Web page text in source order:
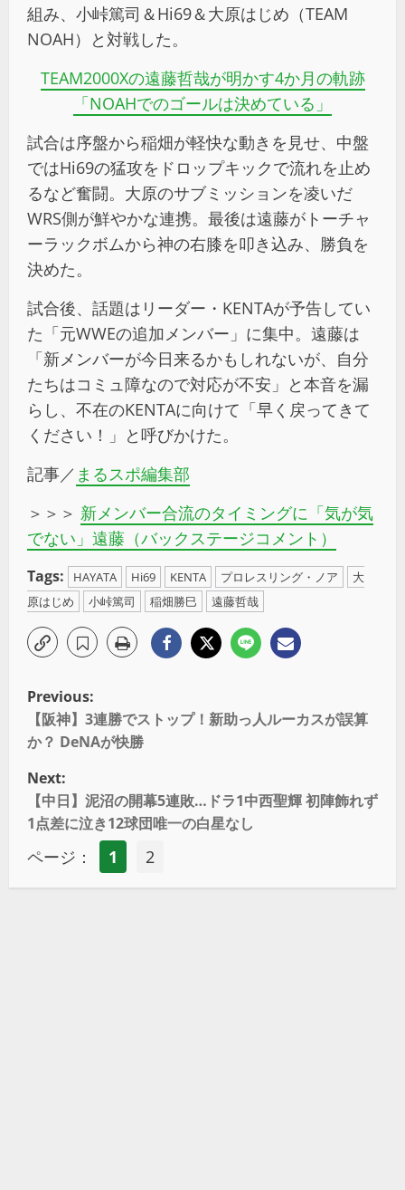
組み、小峠篤司＆Hi69＆大原はじめ（TEAM
NOAH）と対戦した。
TEAM2000Xの遠藤哲哉が明かす4か月の軌跡
「NOAHでのゴールは決めている」
試合は序盤から稲畑が軽快な動きを見せ、中盤
ではHi69の猛攻をドロップキックで流れを止め
るなど奮闘。大原のサブミッションを凌いだ
WRS側が鮮やかな連携。最後は遠藤がトーチャ
ーラックボムから神の右膝を叩き込み、勝負を
決めた。
試合後、話題はリーダー・ KENTAが予告してい
た「元WWEの追加メンバー」に集中。遠藤は
「新メンバーが今日来るかもしれないが、自分
たちはコミュ障なので対応が不安」と本音を漏
らし、不在のKENTAに向けて「早く戻ってきて
ください！」と呼びかけた。
記事／ まるスポ編集部
＞＞＞ 新メンバー合流のタイミングに「気が気
でない」遠藤（バックステージコメント）
Tags: HAYATA Hi69 KENTA プロレスリング・ノア
大
原はじめ
小峠篤司 稲畑勝巳 遠藤哲哉
Previous:
【阪神】3連勝でストップ！新助っ人ルーカスが誤算
か？ DeNAが快勝
Next:
【中日】泥沼の開幕5連敗…ドラ1中西聖輝 初陣飾れず
1点差に泣き12球団唯一の白星なし
ページ： 1 2